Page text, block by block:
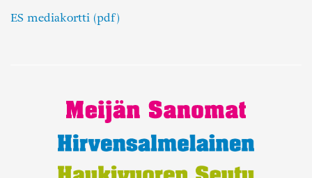
ES mediakortti (pdf)